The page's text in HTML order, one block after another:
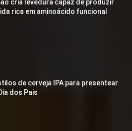
cria levedura capaz de produzir
rica em aminoácido funcional
de cerveja IPA para presentear
dos Pais